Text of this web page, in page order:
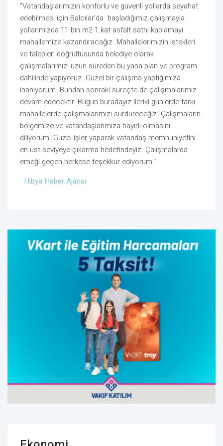
“Vatandaşlarımızın konforlu ve güvenli yollarda seyahat
edebilmesi için Balcılar’da başladığımız çalışmayla
yollarımızda 11 bin m2 1.kat asfalt sathi kaplamayı
mahallemize kazandıracağız. Mahallelerimizin istekleri
ve talepleri doğrultusunda belediye olarak
çalışmalarımızı uzun süreden bu yana plan ve program
dahilinde yapıyoruz. Güzel bir çalışma yaptığımıza
inanıyorum. Bundan sonraki süreçte de çalışmalarımız
devam edecektir. Bugün buradayız ileriki günlerde farkı
mahallelerde çalışmalarımızı sürdüreceğiz. Çalışmaların
bölgemize ve vatandaşlarımıza hayırlı olmasını
diliyorum. Güzel işler yaparak vatandaş memnuniyetini
en üst seviyeye çıkarma hedefindeyiz. Çalışmalarda
emeği geçen herkese teşekkür ediyorum.”
Hibya Haber Ajansı